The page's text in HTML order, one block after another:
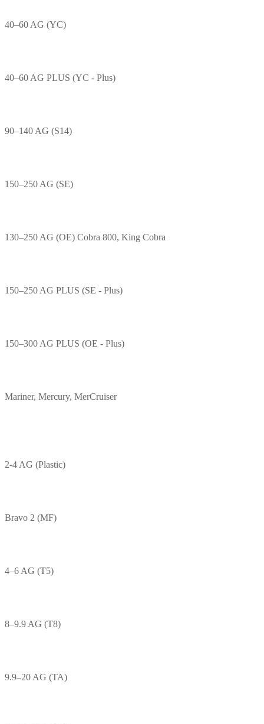
40–60 AG (YC)
40–60 AG PLUS (YC - Plus)
90–140 AG (S14)
150–250 AG (SE)
130–250 AG (OE) Cobra 800, King Cobra
150–250 AG PLUS (SE - Plus)
150–300 AG PLUS (OE - Plus)
Mariner, Mercury, MerCruiser
2-4 AG (Plastic)
Bravo 2 (MF)
4–6 AG (T5)
8–9.9 AG (T8)
9.9–20 AG (TA)